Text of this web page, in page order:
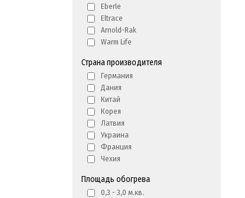
Eberle
Eltrace
Arnold-Rak
Warm Life
Страна производителя
Германия
Дания
Китай
Корея
Латвия
Украина
Франция
Чехия
Площадь обогрева
0,3 - 3,0 м.кв.